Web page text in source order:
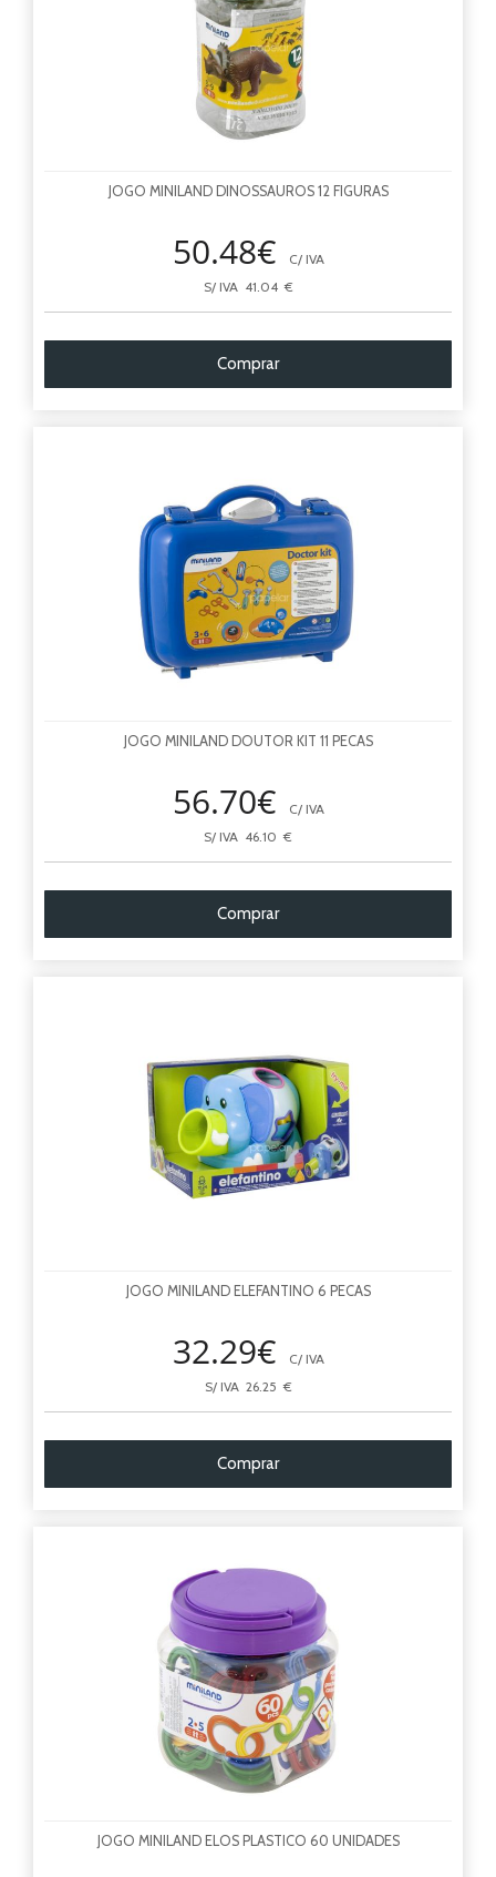
JOGO MINILAND DINOSSAUROS 12 FIGURAS
50.48€
C/ IVA
S/ IVA 41.04 €
Comprar
JOGO MINILAND DOUTOR KIT 11 PECAS
56.70€
C/ IVA
S/ IVA 46.10 €
Comprar
JOGO MINILAND ELEFANTINO 6 PECAS
32.29€
C/ IVA
S/ IVA 26.25 €
Comprar
JOGO MINILAND ELOS PLASTICO 60 UNIDADES